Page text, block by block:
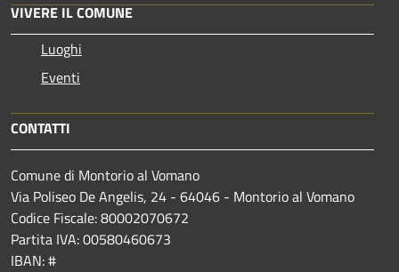
VIVERE IL COMUNE
Luoghi
Eventi
CONTATTI
Comune di Montorio al Vomano
Via Poliseo De Angelis, 24 - 64046 - Montorio al Vomano
Codice Fiscale: 80002070672
Partita IVA: 00580460673
IBAN: #